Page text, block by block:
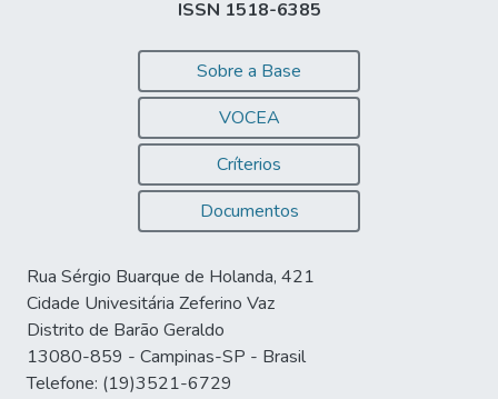
ISSN 1518-6385
Sobre a Base
VOCEA
Críterios
Documentos
Rua Sérgio Buarque de Holanda, 421
Cidade Univesitária Zeferino Vaz
Distrito de Barão Geraldo
13080-859 - Campinas-SP - Brasil
Telefone: (19)3521-6729